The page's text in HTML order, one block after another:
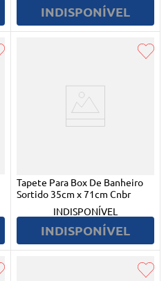
INDISPONÍVEL
Tapete Para Box De Banheiro
Sortido 35cm x 71cm Cnbr
INDISPONÍVEL
INDISPONÍVEL